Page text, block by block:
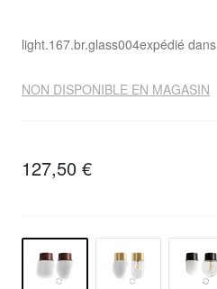
light.167.br.glass004expédié dans
NON DISPONIBLE EN MAGASIN
127,50 €